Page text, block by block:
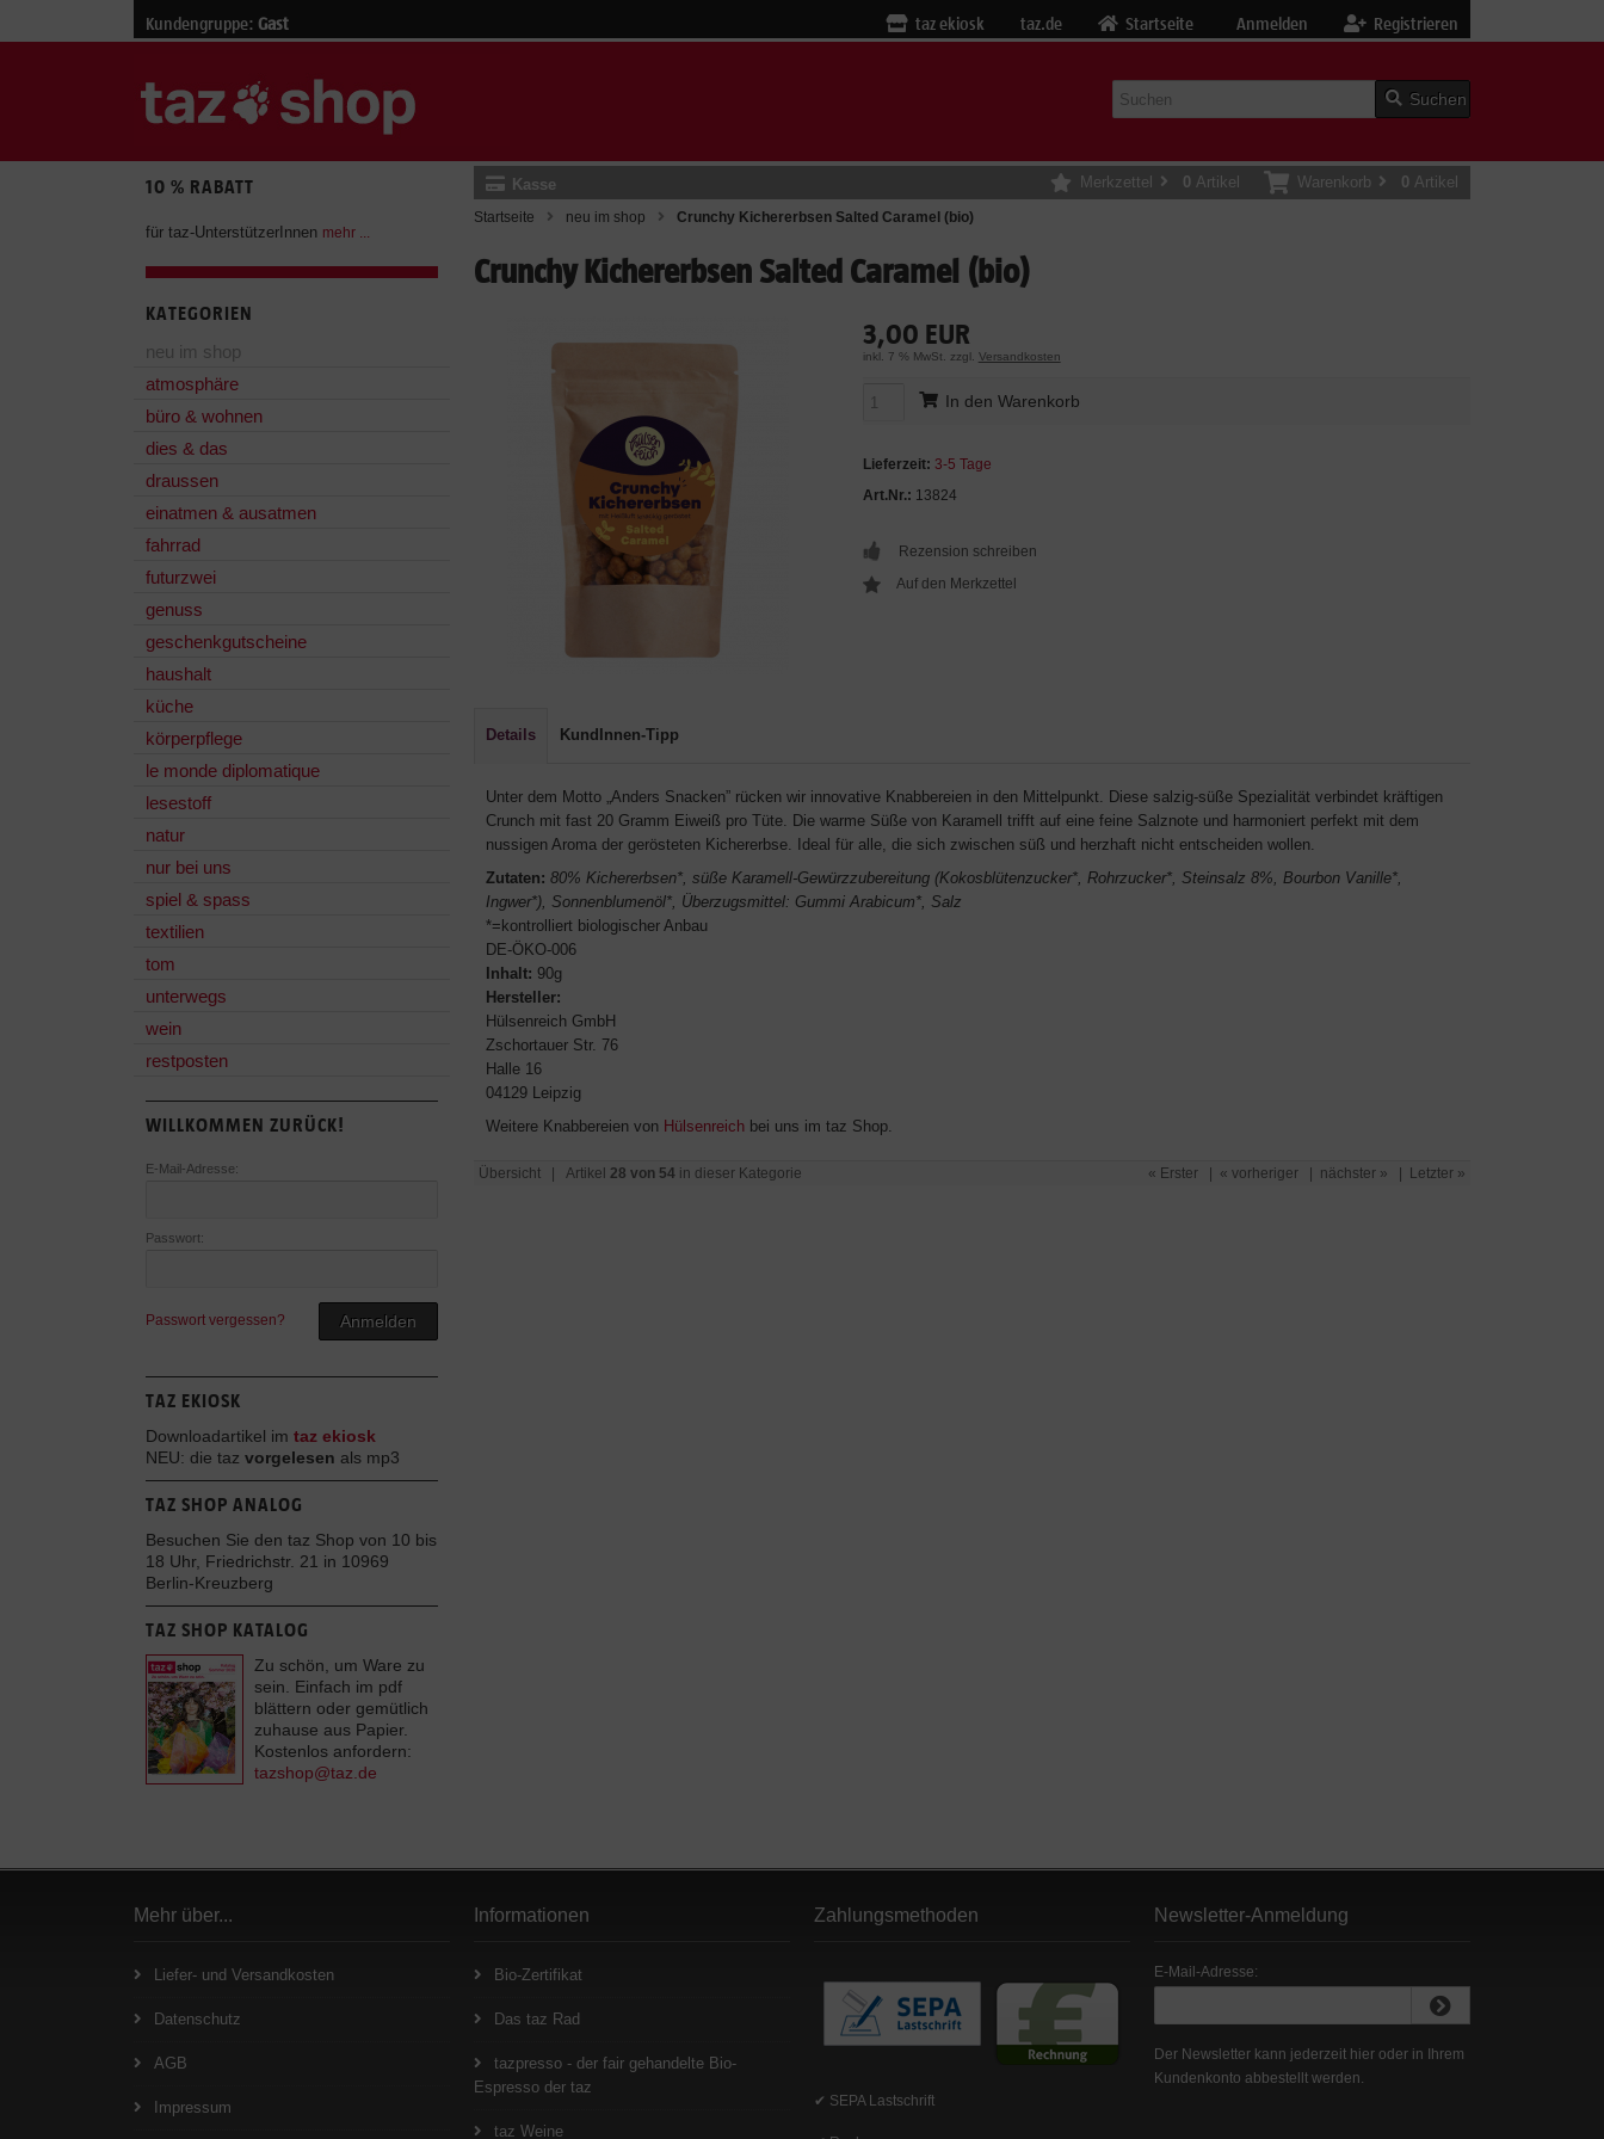
Kundengruppe: Gast Registrieren
Anmelden
Startseite
taz.de
taz ekiosk
Suchen
Kasse Warenkorb 0 Artikel
Merkzettel 0 Artikel
Startseite neu im shop Crunchy Kichererbsen Salted Caramel (bio)
Crunchy Kichererbsen Salted Caramel (bio)
3,00 EUR
inkl. 7 % MwSt. zzgl. Versandkosten
In den Warenkorb
Lieferzeit: 3-5 Tage
Art.Nr.: 13824
Rezension schreiben
Details KundInnen-Tipp
Unter dem Motto „Anders Snacken” rücken wir innovative Knabbereien in den Mittelpunkt. Diese salzig-süße Spezialität verbindet kräftigen
Crunch mit fast 20 Gramm Eiweiß pro Tüte. Die warme Süße von Karamell trifft auf eine feine Salznote und harmoniert perfekt mit dem
nussigen Aroma der gerösteten Kichererbse. Ideal für alle, die sich zwischen süß und herzhaft nicht entscheiden wollen.
Zutaten: 80% Kichererbsen*, süße Karamell-Gewürzzubereitung (Kokosblütenzucker*, Rohrzucker*, Steinsalz 8%, Bourbon Vanille*,
Ingwer*), Sonnenblumenöl*, Überzugsmittel: Gummi Arabicum*, Salz
*=kontrolliert biologischer Anbau
DE-ÖKO-006
Inhalt: 90g
Hersteller:
Hülsenreich GmbH
Zschortauer Str. 76
Halle 16
04129 Leipzig
Weitere Knabbereien von Hülsenreich bei uns im taz Shop.
Übersicht | Artikel 28 von 54 in dieser Kategorie « Erster « vorheriger nächster » Letzter »
10 % RABATT
für taz-UnterstützerInnen mehr ...
KATEGORIEN
neu im shop
atmosphäre
büro & wohnen
dies & das
draussen
einatmen & ausatmen
fahrrad
futurzwei
genuss
geschenkgutscheine
haushalt
küche
körperpflege
le monde diplomatique
lesestoff
natur
nur bei uns
spiel & spass
textilien
tom
unterwegs
wein
restposten
WILLKOMMEN ZURÜCK!
E-Mail-Adresse:
Passwort:
Passwort vergessen? Anmelden
TAZ EKIOSK
Downloadartikel im taz ekiosk
NEU: die taz vorgelesen als mp3
TAZ SHOP ANALOG
Besuchen Sie den taz Shop von 10 bis
18 Uhr, Friedrichstr. 21 in 10969
Berlin-Kreuzberg
TAZ SHOP KATALOG
Zu schön, um Ware zu
sein. Einfach im pdf
blättern oder gemütlich
zuhause aus Papier.
Kostenlos anfordern:
tazshop@taz.de
Mehr über...
Liefer- und Versandkosten
Datenschutz
AGB
Impressum
Informationen
Bio-Zertifikat
Das taz Rad
tazpresso - der fair gehandelte Bio-
Espresso der taz
taz Weine
Zahlungsmethoden
✔ SEPA Lastschrift
Newsletter-Anmeldung
E-Mail-Adresse:
Der Newsletter kann jederzeit hier oder in Ihrem
Kundenkonto abbestellt werden.